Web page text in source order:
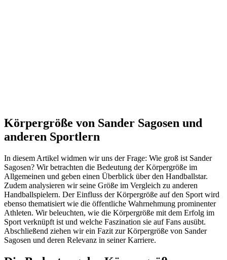
Körpergröße von Sander Sagosen und
anderen Sportlern
In diesem Artikel widmen wir uns der Frage: Wie groß ist Sander
Sagosen? Wir betrachten die Bedeutung der Körpergröße im
Allgemeinen und geben einen Überblick über den Handballstar.
Zudem analysieren wir seine Größe im Vergleich zu anderen
Handballspielern. Der Einfluss der Körpergröße auf den Sport wird
ebenso thematisiert wie die öffentliche Wahrnehmung prominenter
Athleten. Wir beleuchten, wie die Körpergröße mit dem Erfolg im
Sport verknüpft ist und welche Faszination sie auf Fans ausübt.
Abschließend ziehen wir ein Fazit zur Körpergröße von Sander
Sagosen und deren Relevanz in seiner Karriere.